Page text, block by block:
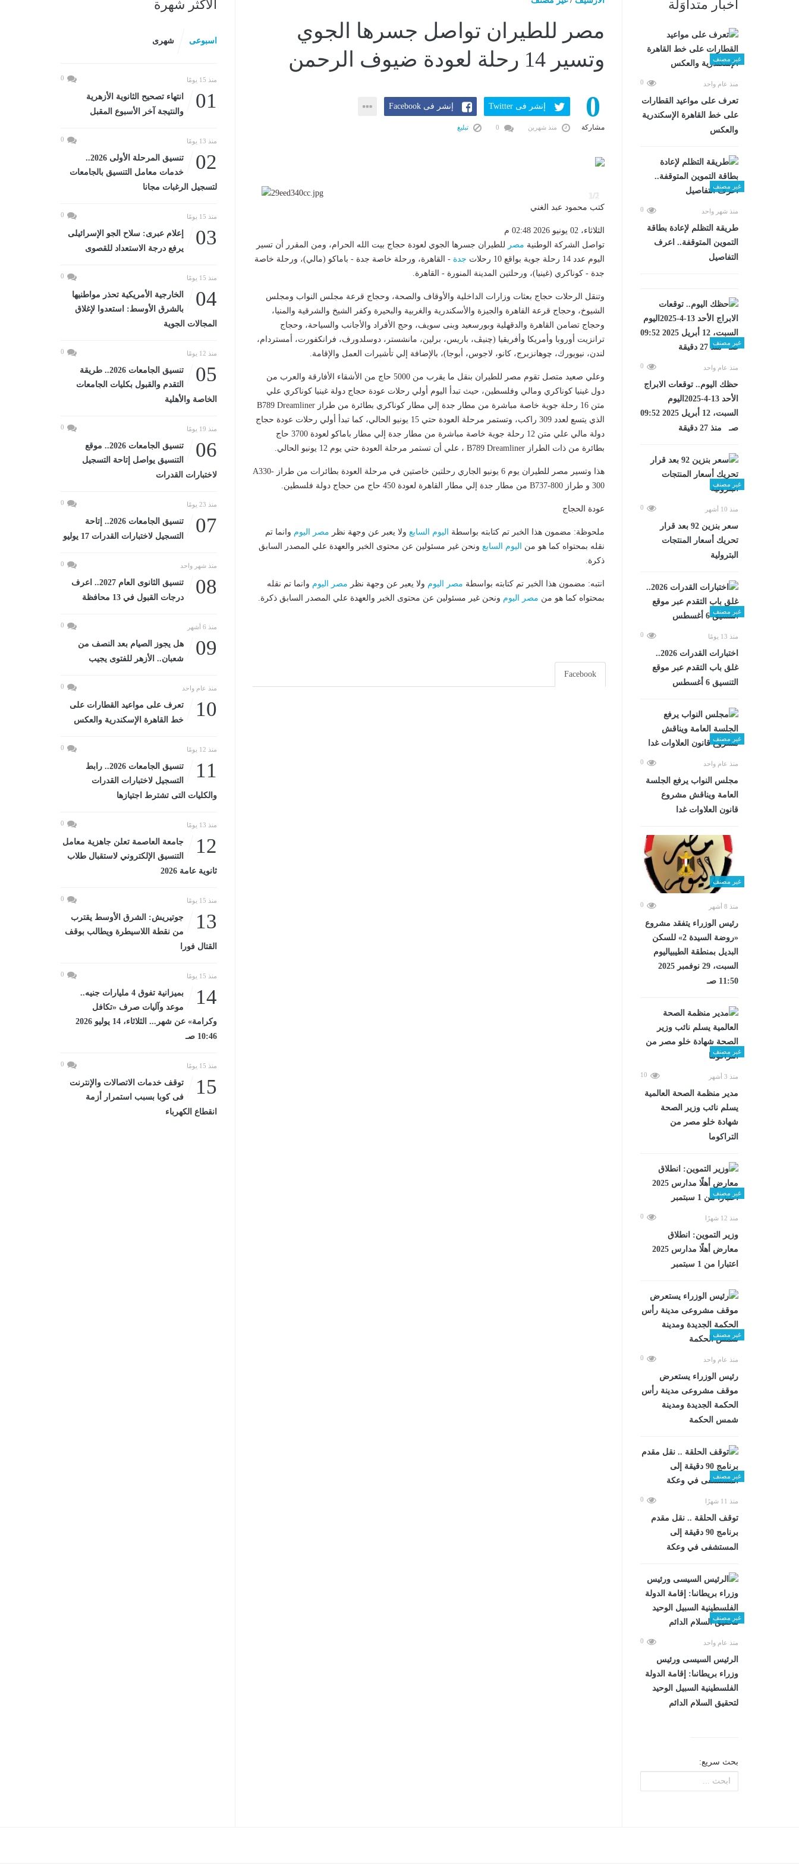
أخبار متداوَلة
غير مصنف
منذ عام واحد 0
تعرف على مواعيد القطارات
على خط القاهرة الإسكندرية
والعكس
غير مصنف
منذ شهر واحد 0
طريقة التظلم لإعادة بطاقة
التموين المتوقفة.. اعرف
التفاصيل
غير مصنف
منذ عام واحد 0
حظك اليوم.. توقعات الابراج
الأحد 13-4-2025اليوم
السبت، 12 أبريل 2025 09:52
صـ منذ 27 دقيقة
غير مصنف
منذ 10 أشهر 0
سعر بنزين 92 بعد قرار
تحريك أسعار المنتجات
البترولية
غير مصنف
منذ 13 يومًا 0
اختبارات القدرات 2026..
غلق باب التقدم عبر موقع
التنسيق 6 أغسطس
غير مصنف
منذ عام واحد 0
مجلس النواب يرفع الجلسة
العامة ويناقش مشروع
قانون العلاوات غدا
غير مصنف
منذ 8 أشهر 0
رئيس الوزراء يتفقد مشروع
«روضة السيدة 2» للسكن
البديل بمنطقة الطيبياليوم
السبت، 29 نوفمبر 2025
11:50 صـ
غير مصنف
منذ 3 أشهر 10
مدير منظمة الصحة العالمية
يسلم نائب وزير الصحة
شهادة خلو مصر من
التراكوما
غير مصنف
منذ 12 شهرًا 0
وزير التموين: انطلاق
معارض أهلًا مدارس 2025
اعتبارا من 1 سبتمبر
غير مصنف
منذ عام واحد 0
رئيس الوزراء يستعرض
موقف مشروعى مدينة رأس
الحكمة الجديدة ومدينة
شمس الحكمة
غير مصنف
منذ 11 شهرًا 0
توقف الحلقة .. نقل مقدم
برنامج 90 دقيقة إلى
المستشفى في وعكة
غير مصنف
منذ عام واحد 0
الرئيس السيسى ورئيس
وزراء بريطانىا: إقامة الدولة
الفلسطينية السبيل الوحيد
لتحقيق السلام الدائم
بحث سريع:
مصر للطيران تواصل جسرها الجوي
وتسير 14 رحلة لعودة ضيوف الرحمن
0
مشاركة
إنشر فى Twitter إنشر فى Facebook
منذ شهرين تبليغ
1/2
كتب محمود عبد الغني
الثلاثاء، 02 يونيو 2026 02:48 م
تواصل الشركة الوطنية مصر للطيران جسرها الجوي لعودة حجاج بيت الله الحرام، ومن المقرر أن تسير
اليوم عدد 14 رحلة جوية بواقع 10 رحلات
جدة - القاهرة، ورحلة خاصة جدة - باماكو (مالي)، ورحلة خاصة
جدة - كوناكري (غينيا)، ورحلتين المدينة المنورة - القاهرة.
وتنقل الرحلات حجاج بعثات وزارات الداخلية والأوقاف والصحة، وحجاج قرعة مجلس النواب ومجلس
الشيوخ، وحجاج قرعة القاهرة والجيزة والأسكندرية والغربية والبحيرة وكفر الشيخ والشرقية والمنيا،
وحجاج تضامن القاهرة والدقهلية وبورسعيد وبنى سويف، وحج الأفراد والأجانب والسياحة، وحجاج
ترانزيت أوروبا وأمريكا وأفريقيا (چنيڤ، باريس، برلين، مانشستر، دوسلدورف، فرانكفورت، أمستردام،
لندن، نيويورك، چوهانزبرج، كانو، لاجوس، أبوجا)، بالإضافة إلي تأشيرات العمل والإقامة.
وعلي صعيد متصل تقوم مصر للطيران بنقل ما يقرب من 5000 حاج من الأشقاء الأفارقة والعرب من
دول غينيا كوناكري ومالي وفلسطين، حيث تبدأ اليوم أولي رحلات عودة حجاج دولة غينيا كوناكري علي
متن 16 رحلة جوية خاصة مباشرة من مطار جدة إلي مطار كوناكري بطائرة من طراز B789 Dreamliner
الذي يتسع لعدد 309 راكب، وتستمر مرحلة العودة حتي 15 يونيو الحالي، كما تبدأ أولي رحلات عودة حجاج
دولة مالي علي متن 12 رحلة جوية خاصة مباشرة من مطار جدة إلي مطار باماكو لعودة 3700 حاج
بطائرة من ذات الطراز B789 Dreamliner ، علي أن تستمر مرحلة العودة حتي يوم 12 يونيو الحالي.
هذا وتسير مصر للطيران يوم 6 يونيو الجاري رحلتين خاصتين في مرحلة العودة بطائرات من طراز A330-
300 و طراز B737-800 من مطار جدة إلي مطار القاهرة لعودة 450 حاج من حجاج دولة فلسطين.
عودة الحجاج
ملحوظة: مضمون هذا الخبر تم كتابته بواسطة اليوم السابع ولا يعبر عن وجهة نظر مصر اليوم وانما تم
نقله بمحتواه كما هو من
اليوم السابع ونحن غير مسئولين عن محتوى الخبر والعهدة علي المصدر السابق
ذكرة.
انتبه: مضمون هذا الخبر تم كتابته بواسطة مصر اليوم ولا يعبر عن وجهة نظر مصر اليوم وانما تم نقله
بمحتواه كما هو من مصر اليوم ونحن غير مسئولين عن محتوى الخبر والعهدة علي المصدر السابق ذكرة.
Facebook
الأكثر شهرة
اسبوعى شهرى
منذ 15 يومًا 0
01
انتهاء تصحيح الثانوية الأزهرية
والنتيجة آخر الأسبوع المقبل
منذ 13 يومًا 0
02
تنسيق المرحلة الأولى 2026..
خدمات معامل التنسيق بالجامعات
لتسجيل الرغبات مجانا
منذ 15 يومًا 0
03
إعلام عبرى: سلاح الجو الإسرائيلى
يرفع درجة الاستعداد للقصوى
منذ 15 يومًا 0
04
الخارجية الأمريكية تحذر مواطنيها
بالشرق الأوسط: استعدوا لإغلاق
المجالات الجوية
منذ 12 يومًا 0
05
تنسيق الجامعات 2026.. طريقة
التقدم والقبول بكليات الجامعات
الخاصة والأهلية
منذ 19 يومًا 0
06
تنسيق الجامعات 2026.. موقع
التنسيق يواصل إتاحة التسجيل
لاختبارات القدرات
منذ 23 يومًا 0
07
تنسيق الجامعات 2026.. إتاحة
التسجيل لاختبارات القدرات 17 يوليو
منذ شهر واحد 0
08
تنسيق الثانوى العام 2027.. اعرف
درجات القبول في 13 محافظة
منذ 6 أشهر 0
09
هل يجوز الصيام بعد النصف من
شعبان.. الأزهر للفتوى يجيب
منذ عام واحد 0
10
تعرف على مواعيد القطارات على
خط القاهرة الإسكندرية والعكس
منذ 12 يومًا 0
11
تنسيق الجامعات 2026.. رابط
التسجيل لاختبارات القدرات
والكليات التى تشترط اجتيازها
منذ 13 يومًا 0
12
جامعة العاصمة تعلن جاهزية معامل
التنسيق الإلكتروني لاستقبال طلاب
ثانوية عامة 2026
منذ 15 يومًا 0
13
جوتيريش: الشرق الأوسط يقترب
من نقطة اللاسيطرة ويطالب بوقف
القتال فورا
منذ 15 يومًا 0
14
بميزانية تفوق 4 مليارات جنيه..
موعد وآليات صرف «تكافل
وكرامة» عن شهر... الثلاثاء، 14 يوليو 2026
10:46 صـ
منذ 15 يومًا 0
15
توقف خدمات الاتصالات والإنترنت
فى كوبا بسبب استمرار أزمة
انقطاع الكهرباء